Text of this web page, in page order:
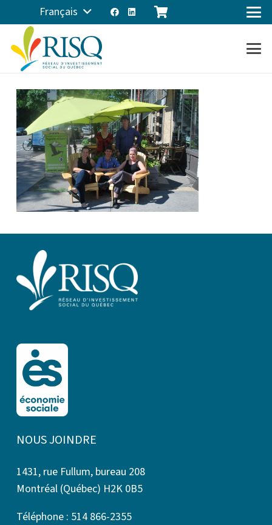
Français
NOUS JOINDRE
1431, rue Fullum, bureau 208
Montréal (Québec) H2K 0B5
Téléphone : 514 866-2355